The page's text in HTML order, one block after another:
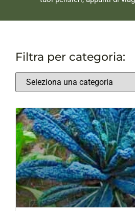
Filtra per categoria: